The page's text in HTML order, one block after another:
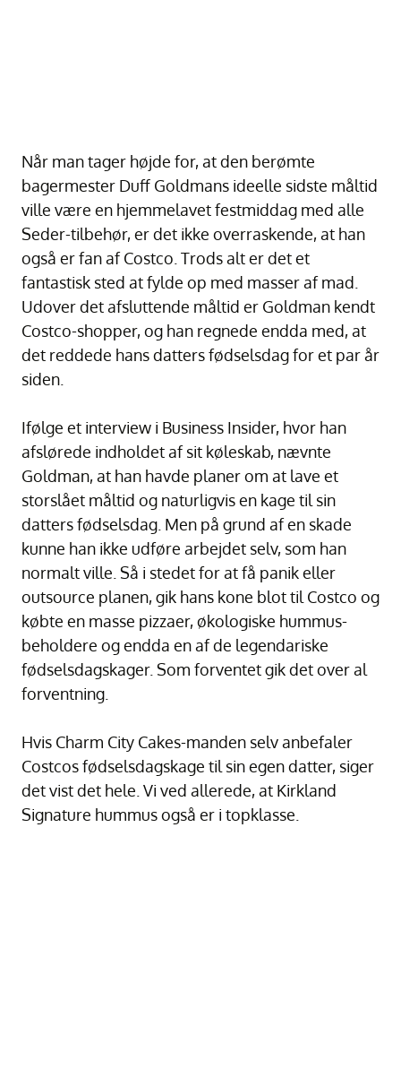
Når man tager højde for, at den berømte
bagermester Duff Goldmans ideelle sidste måltid
ville være en hjemmelavet festmiddag med alle
Seder-tilbehør, er det ikke overraskende, at han
også er fan af Costco. Trods alt er det et
fantastisk sted at fylde op med masser af mad.
Udover det afsluttende måltid er Goldman kendt
Costco-shopper, og han regnede endda med, at
det reddede hans datters fødselsdag for et par år
siden.
Ifølge et interview i Business Insider, hvor han
afslørede indholdet af sit køleskab, nævnte
Goldman, at han havde planer om at lave et
storslået måltid og naturligvis en kage til sin
datters fødselsdag. Men på grund af en skade
kunne han ikke udføre arbejdet selv, som han
normalt ville. Så i stedet for at få panik eller
outsource planen, gik hans kone blot til Costco og
købte en masse pizzaer, økologiske hummus-
beholdere og endda en af de legendariske
fødselsdagskager. Som forventet gik det over al
forventning.
Hvis Charm City Cakes-manden selv anbefaler
Costcos fødselsdagskage til sin egen datter, siger
det vist det hele. Vi ved allerede, at Kirkland
Signature hummus også er i topklasse.